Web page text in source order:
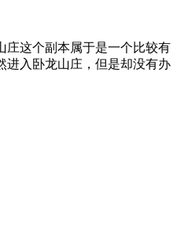
这个副本属于是一个比较有
进入卧龙山庄，但是却没有办